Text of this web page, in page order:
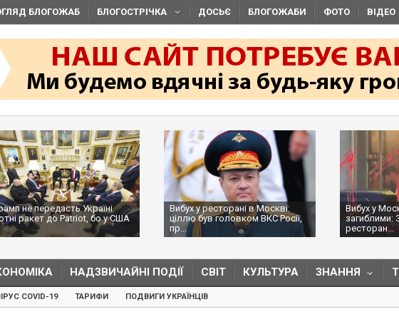
БЛОГОЖАБ БЛОГОСТРІЧКА ДОСЬЄ БЛОГОЖАБИ ФОТО ВІДЕО
не передасть Україні
ракет до Patriot, бо у США
Вибух у ресторані в Москві:
ціллю був головком ВКС Росії,
пр...
Вибух у
загиблими:
ресторан...
НАДЗВИЧАЙНІ ПОДІЇ СВІТ КУЛЬТУРА ЗНАННЯ
COVID-19 ТАРИФИ ПОДВИГИ УКРАЇНЦІВ